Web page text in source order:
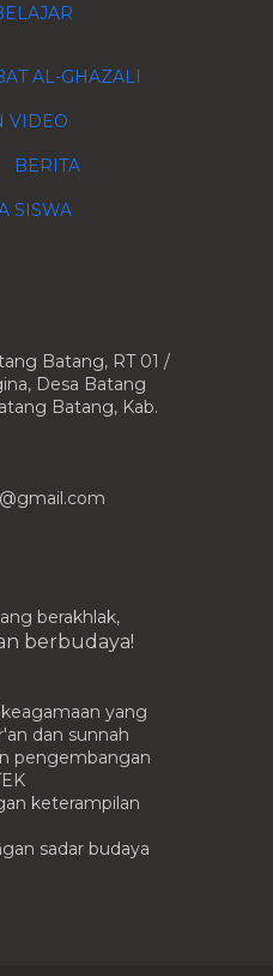
AL-GHAZALI
VIDEO
BERITA
SISWA
Batang, RT 01 /
Desa Batang
Batang, Kab.
berakhlak,
berbudaya!
yang
dan sunnah
pengembangan
keterampilan
sadar budaya